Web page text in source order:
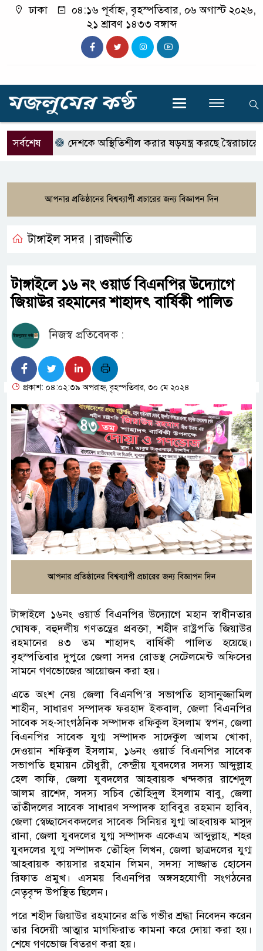
ঢাকা
০৪:১৬ পূর্বাহ্ন, বৃহস্পতিবার, ০৬ অগাস্ট ২০২৬,
২১ শ্রাবণ ১৪৩৩ বঙ্গাব্দ
সর্বশেষ দেশকে অস্থিতিশীল করার ষড়যন্ত্র করছে স্বৈরাচারের
টাঙ্গাইল সদর |রাজনীতি
টাঙ্গাইলে ১৬ নং ওয়ার্ড বিএনপির উদ্যোগে
জিয়াউর রহমানের শাহাদৎ বার্ষিকী পালিত
নিজস্ব প্রতিবেদক :
প্রকাশ: ০৪:০২:৩৯ অপরাহ্ন, বৃহস্পতিবার, ৩০ মে ২০২৪
টাঙ্গাইলে ১৬নং ওয়ার্ড বিএনপির উদ্যোগে মহান স্বাধীনতার
ঘোষক, বহুদলীয় গণতন্ত্রের প্রবক্তা, শহীদ রাষ্ট্রপতি জিয়াউর
রহমানের ৪৩ তম শাহাদৎ বার্ষিকী পালিত হয়েছে।
বৃহস্পতিবার দুপুরে জেলা সদর রোডস্থ সেটেলমেন্ট অফিসের
সামনে গণভোজের আয়োজন করা হয়।
এতে অংশ নেয় জেলা বিএনপি’র সভাপতি হাসানুজ্জামিল
শাহীন, সাধারণ সম্পাদক ফরহাদ ইকবাল, জেলা বিএনপির
সাবেক সহ-সাংগঠনিক সম্পাদক রফিকুল ইসলাম স্বপন, জেলা
বিএনপির সাবেক যুগ্ম সম্পাদক সাদেকুল আলম খোকা,
দেওয়ান শফিকুল ইসলাম, ১৬নং ওয়ার্ড বিএনপির সাবেক
সভাপতি হুমায়ন চৌধুরী, কেন্দ্রীয় যুবদলের সদস্য আব্দুল্লাহ
হেল কাফি, জেলা যুবদলের আহবায়ক খন্দকার রাশেদুল
আলম রাশেদ, সদস্য সচিব তৌহিদুল ইসলাম বাবু, জেলা
তাঁতীদলের সাবেক সাধারণ সম্পাদক হাবিবুর রহমান হাবিব,
জেলা স্বেচ্ছাসেবকদলের সাবেক সিনিয়র যুগ্ম আহবায়ক মাসুদ
রানা, জেলা যুবদলের যুগ্ম সম্পাদক একেএম আব্দুল্লাহ, শহর
যুবদলের যুগ্ম সম্পাদক তৌহিদ লিখন, জেলা ছাত্রদলের যুগ্ম
আহবায়ক কায়সার রহমান লিমন, সদস্য সাজ্জাত হোসেন
রিফাত প্রমুখ। এসময় বিএনপির অঙ্গসহযোগী সংগঠনের
নেতৃবৃন্দ উপস্থিত ছিলেন।
পরে শহীদ জিয়াউর রহমানের প্রতি গভীর শ্রদ্ধা নিবেদন করেন
তার বিদেয়ী আত্মার মাগফিরাত কামনা করে দোয়া করা হয়।
শেষে গণভোজ বিতরণ করা হয়।